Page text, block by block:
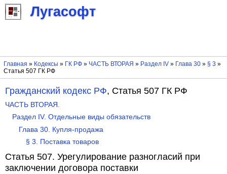
Лугасофт
Главная » Кодексы » ГК РФ» ЧАСТЬ ВТОРАЯ » Раздел IV» Глава 30» § 3 »
Статья 507 ГК РФ
Гражданский кодекс РФ, Статья 507 ГК РФ
ЧАСТЬ ВТОРАЯ.
Раздел IV. Отдельные виды обязательств
Глава 30. Купля-продажа
§ 3. Поставка товаров
Статья 507. Урегулирование разногласий при
заключении договора поставки